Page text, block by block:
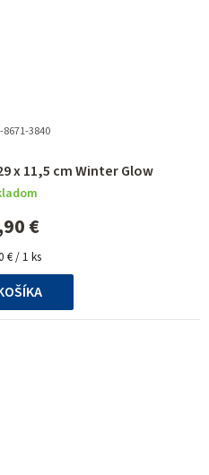
x 11,5 cm Winter Glow
€
€ / 1 ks
8671-3840